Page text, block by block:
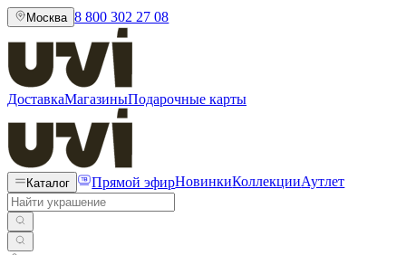
Москва 8 800 302 27 08
ДоставкаМагазиныПодарочные карты
Каталог Прямой эфирНовинкиКоллекцииАутлет